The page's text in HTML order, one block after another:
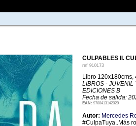
CULPABLES II.
ref 910173
Libro 120x180cms,
LIBROS - JUVENIL
EDICIONES B
Fecha de salida:
EAN: 9788413142029
Autor: Mercedes
#CulpaTuya..Más